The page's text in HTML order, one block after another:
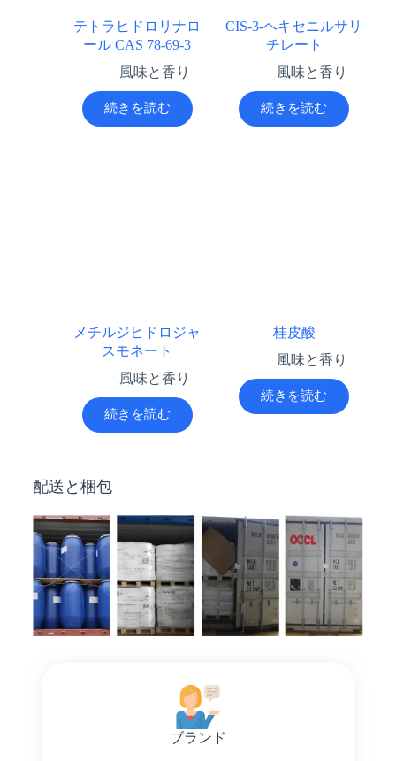
テトラヒドロリナロ
ール CAS 78-69-3
風味と香り
続きを読む
CIS-3-ヘキセニルサリ
チレート
風味と香り
続きを読む
メチルジヒドロジャ
スモネート
風味と香り
続きを読む
桂皮酸
風味と香り
続きを読む
配送と梱包
ブランド